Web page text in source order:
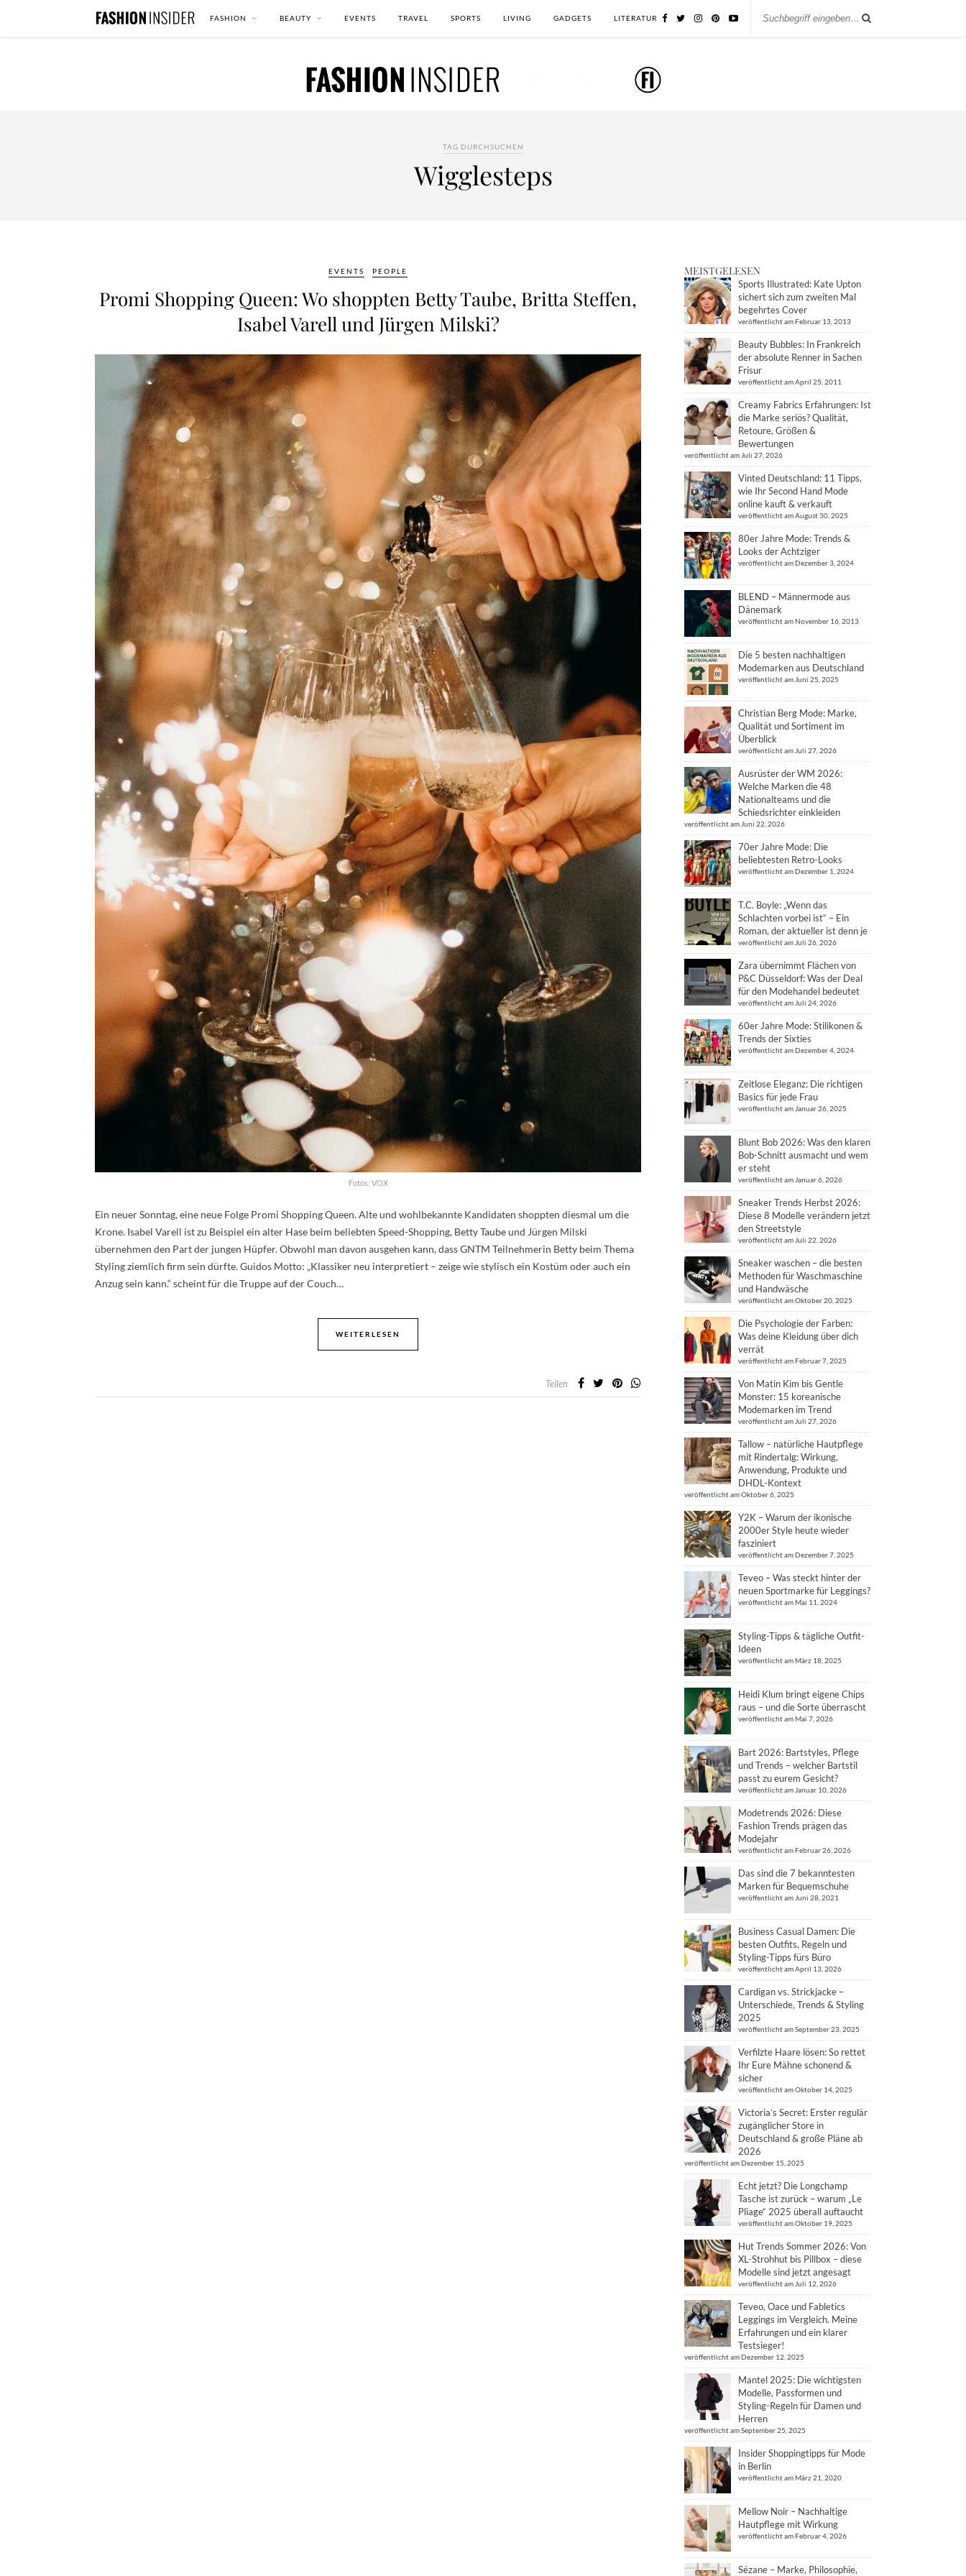
FASHION BEAUTY EVENTS TRAVEL SPORTS LIVING GADGETS LITERATUR
TAG DURCHSUCHEN
Wigglesteps
EVENTS PEOPLE
Promi Shopping Queen: Wo shoppten Betty Taube, Britta Steffen,
Isabel Varell und Jürgen Milski?
Fotos: VOX
Ein neuer Sonntag, eine neue Folge Promi Shopping Queen. Alte und wohlbekannte Kandidaten shoppten diesmal um die
Krone. Isabel Varell ist zu Beispiel ein alter Hase beim beliebten Speed-Shopping, Betty Taube und Jürgen Milski
übernehmen den Part der jungen Hüpfer. Obwohl man davon ausgehen kann, dass GNTM Teilnehmerin Betty beim Thema
Styling ziemlich firm sein dürfte. Guidos Motto: „Klassiker neu interpretiert – zeige wie stylisch ein Kostüm oder auch ein
Anzug sein kann.“ scheint für die Truppe auf der Couch…
WEITERLESEN
Teilen
MEISTGELESEN
Sports Illustrated: Kate Upton
sichert sich zum zweiten Mal
begehrtes Cover
veröffentlicht am Februar 13, 2013
Beauty Bubbles: In Frankreich
der absolute Renner in Sachen
Frisur
veröffentlicht am April 25, 2011
Creamy Fabrics Erfahrungen: Ist
die Marke seriös? Qualität,
Retoure, Größen &
Bewertungen
veröffentlicht am Juli 27, 2026
Vinted Deutschland: 11 Tipps,
wie Ihr Second Hand Mode
online kauft & verkauft
veröffentlicht am August 30, 2025
80er Jahre Mode: Trends &
Looks der Achtziger
veröffentlicht am Dezember 3, 2024
BLEND – Männermode aus
Dänemark
veröffentlicht am November 16, 2013
Die 5 besten nachhaltigen
Modemarken aus Deutschland
veröffentlicht am Juni 25, 2025
Christian Berg Mode: Marke,
Qualität und Sortiment im
Überblick
veröffentlicht am Juli 27, 2026
Ausrüster der WM 2026:
Welche Marken die 48
Nationalteams und die
Schiedsrichter einkleiden
veröffentlicht am Juni 22, 2026
70er Jahre Mode: Die
beliebtesten Retro-Looks
veröffentlicht am Dezember 1, 2024
T.C. Boyle: „Wenn das
Schlachten vorbei ist“ – Ein
Roman, der aktueller ist denn je
veröffentlicht am Juli 26, 2026
Zara übernimmt Flächen von
P&C Düsseldorf: Was der Deal
für den Modehandel bedeutet
veröffentlicht am Juli 24, 2026
60er Jahre Mode: Stilikonen &
Trends der Sixties
veröffentlicht am Dezember 4, 2024
Zeitlose Eleganz: Die richtigen
Basics für jede Frau
veröffentlicht am Januar 26, 2025
Blunt Bob 2026: Was den klaren
Bob-Schnitt ausmacht und wem
er steht
veröffentlicht am Januar 6, 2026
Sneaker Trends Herbst 2026:
Diese 8 Modelle verändern jetzt
den Streetstyle
veröffentlicht am Juli 22, 2026
Sneaker waschen – die besten
Methoden für Waschmaschine
und Handwäsche
veröffentlicht am Oktober 20, 2025
Die Psychologie der Farben:
Was deine Kleidung über dich
verrät
veröffentlicht am Februar 7, 2025
Von Matin Kim bis Gentle
Monster: 15 koreanische
Modemarken im Trend
veröffentlicht am Juli 27, 2026
Tallow – natürliche Hautpflege
mit Rindertalg: Wirkung,
Anwendung, Produkte und
DHDL-Kontext
veröffentlicht am Oktober 6, 2025
Y2K – Warum der ikonische
2000er Style heute wieder
fasziniert
veröffentlicht am Dezember 7, 2025
Teveo – Was steckt hinter der
neuen Sportmarke für Leggings?
veröffentlicht am Mai 11, 2024
Styling-Tipps & tägliche Outfit-
Ideen
veröffentlicht am März 18, 2025
Heidi Klum bringt eigene Chips
raus – und die Sorte überrascht
veröffentlicht am Mai 7, 2026
Bart 2026: Bartstyles, Pflege
und Trends – welcher Bartstil
passt zu eurem Gesicht?
veröffentlicht am Januar 10, 2026
Modetrends 2026: Diese
Fashion Trends prägen das
Modejahr
veröffentlicht am Februar 26, 2026
Das sind die 7 bekanntesten
Marken für Bequemschuhe
veröffentlicht am Juni 28, 2021
Business Casual Damen: Die
besten Outfits, Regeln und
Styling-Tipps fürs Büro
veröffentlicht am April 13, 2026
Cardigan vs. Strickjacke –
Unterschiede, Trends & Styling
2025
veröffentlicht am September 23, 2025
Verfilzte Haare lösen: So rettet
Ihr Eure Mähne schonend &
sicher
veröffentlicht am Oktober 14, 2025
Victoria’s Secret: Erster regulär
zugänglicher Store in
Deutschland & große Pläne ab
2026
veröffentlicht am Dezember 15, 2025
Echt jetzt? Die Longchamp
Tasche ist zurück – warum „Le
Pliage“ 2025 überall auftaucht
veröffentlicht am Oktober 19, 2025
Hut Trends Sommer 2026: Von
XL-Strohhut bis Pillbox – diese
Modelle sind jetzt angesagt
veröffentlicht am Juli 12, 2026
Teveo, Oace und Fabletics
Leggings im Vergleich. Meine
Erfahrungen und ein klarer
Testsieger!
veröffentlicht am Dezember 12, 2025
Mantel 2025: Die wichtigsten
Modelle, Passformen und
Styling-Regeln für Damen und
Herren
veröffentlicht am September 25, 2025
Insider Shoppingtipps für Mode
in Berlin
veröffentlicht am März 21, 2020
Mellow Noir – Nachhaltige
Hautpflege mit Wirkung
veröffentlicht am Februar 4, 2026
Sézane – Marke, Philosophie,